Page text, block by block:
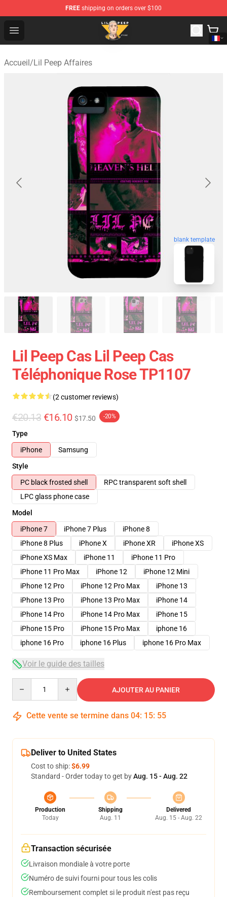
FREE shipping on orders over $100
Open menu
Lil Peep Store - Official Lil Peep Merchandise Shop
Accueil/Lil Peep Affaires
blank template
Lil Peep Cas Lil Peep Cas
Téléphonique Rose TP1107
(2 customer reviews)
€20.13 €16.10 $17.50 -20%
Type
iPhone
Samsung
Style
PC black frosted shell
RPC transparent soft shell
LPC glass phone case
Model
iPhone 7
iPhone 7 Plus
iPhone 8
iPhone 8 Plus
iPhone X iPhone XR
iPhone XS
iPhone XS Max
iPhone 11
iPhone 11 Pro
iPhone 11 Pro Max
iPhone 12
iPhone 12 Mini
iPhone 12 Pro
iPhone 12 Pro Max
iPhone 13
iPhone 13 Pro
iPhone 13 Pro Max
iPhone 14
iPhone 14 Pro
iPhone 14 Pro Max
iPhone 15
iPhone 15 Pro
iPhone 15 Pro Max
iphone 16
iphone 16 Pro
iphone 16 Plus iphone 16 Pro Max
Voir le guide des tailles
AJOUTER AU PANIER
Cette vente se termine dans 04: 15: 54
Deliver to United States
Cost to ship:$6.99
Standard - Order today to get byAug. 15 - Aug. 22
Production
Today
Shipping
Aug. 11
Delivered
Aug. 15 - Aug. 22
Transaction sécurisée
Livraison mondiale à votre porte
Numéro de suivi fourni pour tous les colis
Remboursement complet si le produit n'est pas reçu